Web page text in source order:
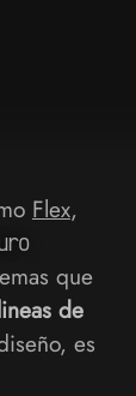
Flex,
que
de
es